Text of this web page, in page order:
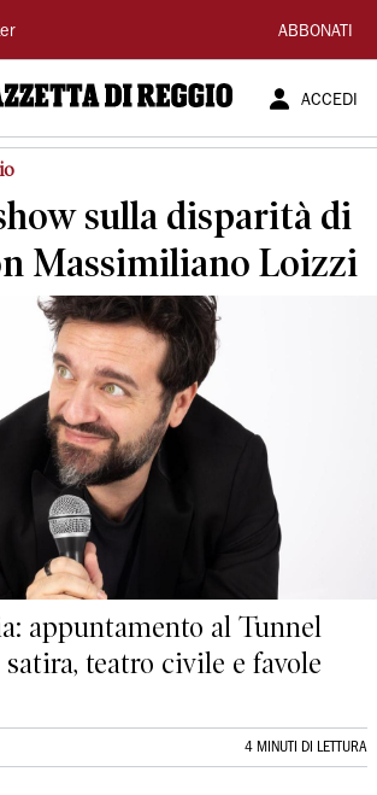
ABBONATI
ACCEDI
sulla disparità di
Massimiliano Loizzi
appuntamento al Tunnel
satira, teatro civile e favole
4 MINUTI DI LETTURA